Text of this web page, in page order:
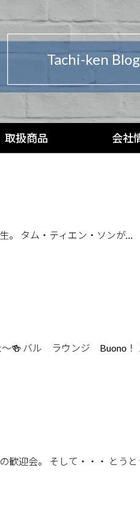
Tachi-ken Blog
取扱商品 会社
。 タム・ティエン・ソンが…
～🍻 バル ラウンジ Buono！
歓迎会。 そして・・・ とう